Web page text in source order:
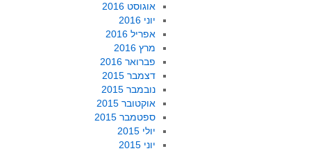
אוגוסט 2016
יוני 2016
אפריל 2016
מרץ 2016
פברואר 2016
דצמבר 2015
נובמבר 2015
אוקטובר 2015
ספטמבר 2015
יולי 2015
יוני 2015